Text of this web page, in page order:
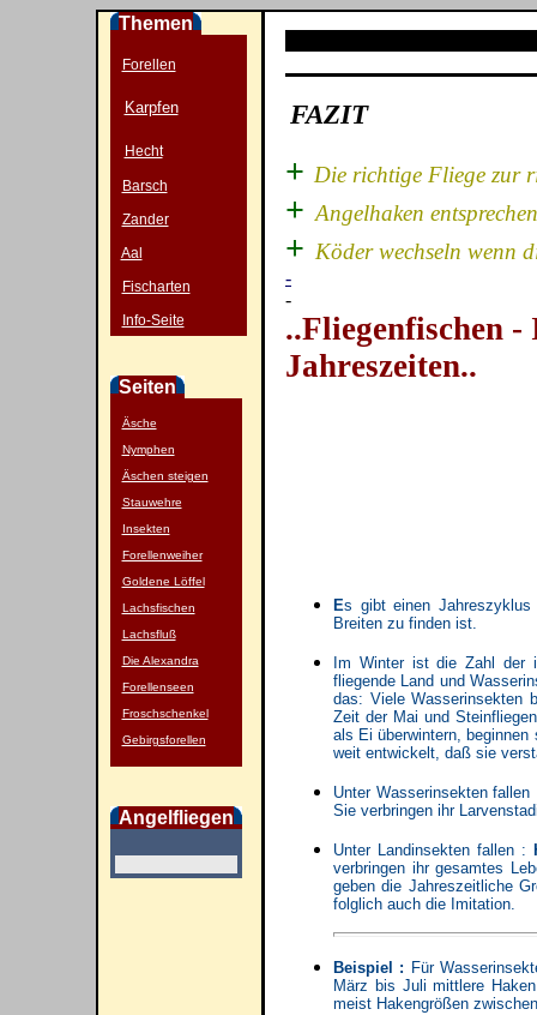
Themen
Forellen
Karpfen
Hecht
Barsch
Zander
Aal
Fischarten
Info-Seite
Seiten
Äsche
Nymphen
Äschen steigen
Stauwehre
Insekten
Forellenweiher
Goldene Löffel
Lachsfischen
Lachsfluß
Die Alexandra
Forellenseen
Froschschenkel
Gebirgsforellen
Angelfliegen
FAZIT
+ Die richtige Fliege zur
+ Angelhaken
+ Köder wechseln wenn
-
-
..Fliegenfischen
Es gibt einen
Breiten zu finden ist.
Im Winter ist die Zahl der
fliegende Land und
das: Viele Wasserinsekten
Zeit der Mai und
als Ei überwintern,
weit entwickelt, daß sie
Unter Wasserinsekten
Sie verbringen ihr
Unter Landinsekten fallen :
verbringen ihr gesamtes
geben die Jahreszeitliche
folglich auch die Imitation.
Beispiel : Für
März bis Juli mittlere
meist Hakengrößen